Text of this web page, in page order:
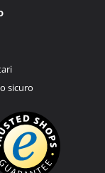
sicuro